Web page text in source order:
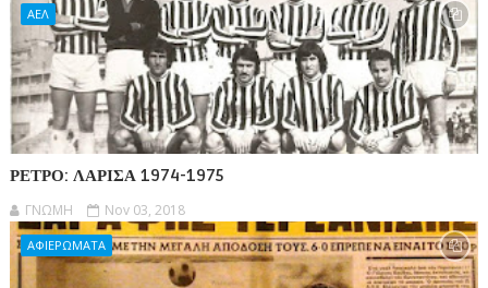
ΑΕΛ
ΡΕΤΡΟ: ΛΑΡΙΣΑ 1974-1975
ΓΝΩΜΗ Nov 03, 2018
ΑΦΙΕΡΩΜΑΤΑ